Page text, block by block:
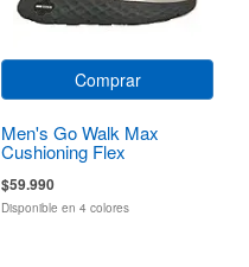
Comprar
Men's Go Walk Max
Cushioning Flex
$59.990
Disponible en 4 colores